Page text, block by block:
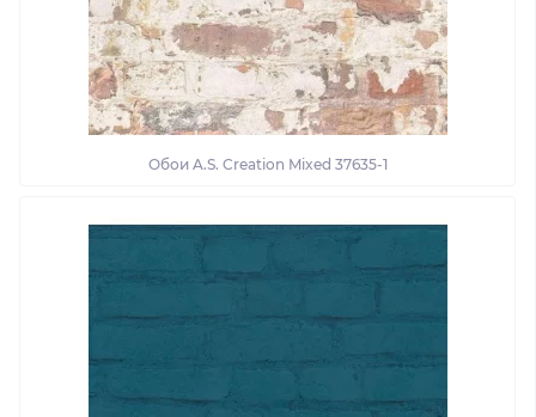
Обои A.S. Creation Mixed 37635-1